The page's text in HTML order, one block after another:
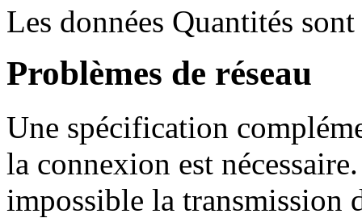
Les données Quantités
Problèmes de réseau
Une spécification
la connexion est
impossible la transmission